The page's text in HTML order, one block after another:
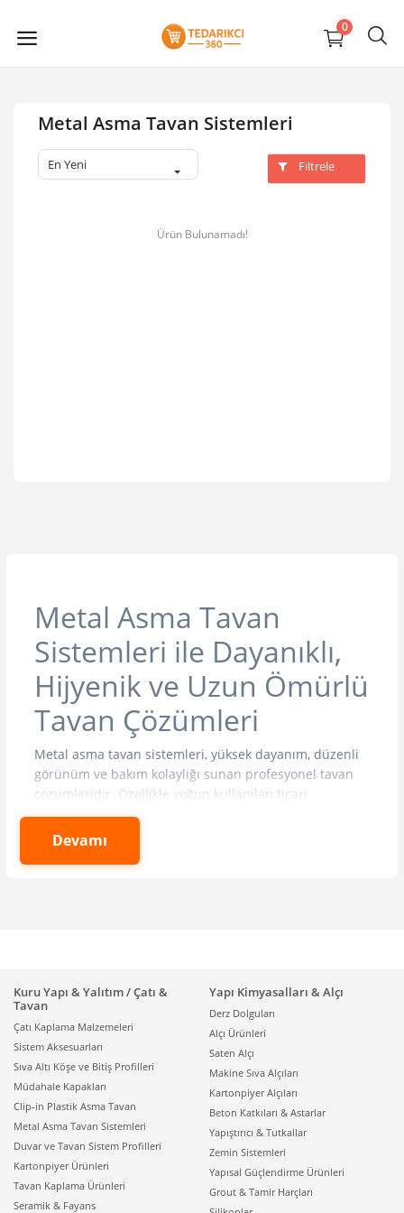
0
Metal Asma Tavan Sistemleri
En Yeni Filtrele
Ürün Bulunamadı!
Metal Asma Tavan
Sistemleri ile Dayanıklı,
Hijyenik ve Uzun Ömürlü
Tavan Çözümleri
Metal asma tavan sistemleri, yüksek dayanım, düzenli
görünüm ve bakım kolaylığı sunan profesyonel tavan
çözümleridir. Özellikle yoğun kullanılan ticari
alanlarda, kurumsal yapılarda ve hijyen beklentisi
yüksek mekânlarda metal tavan uygulamaları; uzun
çıkar. Ofisler, hastaneler, okullar, kamu binaları,
düzenli yönetilebilir; modüler yapı sayesinde bakım
gereken noktalara kontrollü erişim sağlanabilir. Sistem
seçeneklerini incelemek için Metal Asma Tavan
Sistemlerikategorisi üzerinden ilerleyebilirsiniz.
Metal asma tavanın en önemli avantajlarından biri,
stabil bir yüzey oluşturmasıdır. Nem, sıcaklık değişimi
ve yoğun kullanım gibi koşullarda formunu
koruyabilmesi; metal sistemleri özellikle uzun vadeli
işletme planı olan projeler için güçlü bir seçenek
haline getirir. Bazı tavan malzemeleri zamanla esneme
veya dalgalanma gösterebilirken, metal tavan
Devamı
Kuru Yapı & Yalıtım / Çatı &
Tavan
Çatı Kaplama Malzemeleri
Sistem Aksesuarları
Sıva Altı Köşe ve Bitiş Profilleri
Müdahale Kapakları
Clip-in Plastik Asma Tavan
Metal Asma Tavan Sistemleri
Duvar ve Tavan Sistem Profilleri
Kartonpiyer Ürünleri
Tavan Kaplama Ürünleri
Seramik & Fayans
Yapı Kimyasalları & Alçı
Derz Dolguları
Alçı Ürünleri
Saten Alçı
Makine Sıva Alçıları
Kartonpiyer Alçıları
Beton Katkıları & Astarlar
Yapıştırıcı & Tutkallar
Zemin Sistemleri
Yapısal Güçlendirme Ürünleri
Grout & Tamir Harçları